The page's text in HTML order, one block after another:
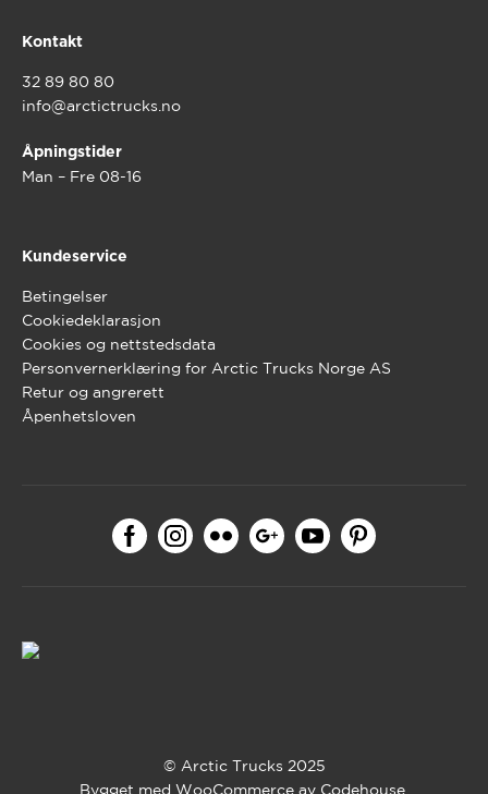
Kontakt
32 89 80 80
info@arctictrucks.no
Åpningstider
Man – Fre 08-16
Kundeservice
Betingelser
Cookiedeklarasjon
Cookies og nettstedsdata
Personvernerklæring for Arctic Trucks Norge AS
Retur og angrerett
Åpenhetsloven
© Arctic Trucks 2025
Bygget med WooCommerce av Codehouse